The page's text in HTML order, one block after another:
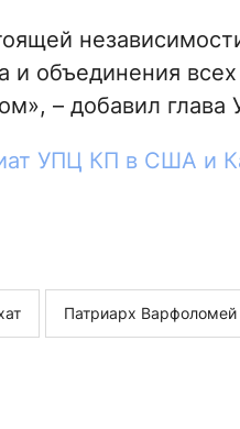
объединения
– добавил глава
УПЦ КП в США и
Патриарх Варфоломей